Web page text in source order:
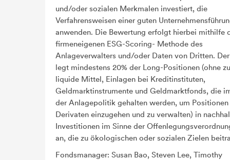
und/oder sozialen Merkmalen investiert, die
Verfahrensweisen einer guten
anwenden. Die Bewertung erfolgt hierbei mithilfe
firmeneigenen ESG-Scoring- Methode des
Anlageverwalters und/oder Daten von Dritten.
legt mindestens 20% der Long-Positionen (ohne
liquide Mittel, Einlagen bei Kreditinstituten,
Geldmarktinstrumente und Geldmarktfonds, die
der Anlagepolitik gehalten werden, um Positionen
Derivaten einzugehen und zu verwalten) in
Investitionen im Sinne der
an, die zu ökologischen oder sozialen Zielen
Fondsmanager: Susan Bao, Steven Lee, Timothy